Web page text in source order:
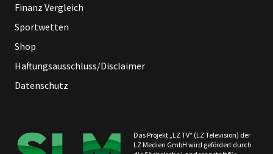
Finanz Vergleich
Sportwetten
Shop
Haftungsausschluss/Disclaimer
Datenschutz
Das Projekt „LZ TV“ (LZ Television) der
LZ Medien GmbH wird gefördert durch